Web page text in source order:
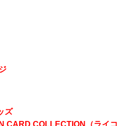
ズ
CARD COLLECTION（ライコ